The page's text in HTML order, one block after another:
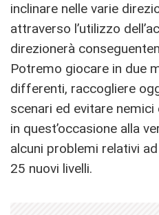
inclinare nelle varie
attraverso l’utilizzo
direzionerà
Potremo giocare in due
differenti, raccogliere
scenari ed evitare
in quest’occasione alla
alcuni problemi relativi
25 nuovi livelli.